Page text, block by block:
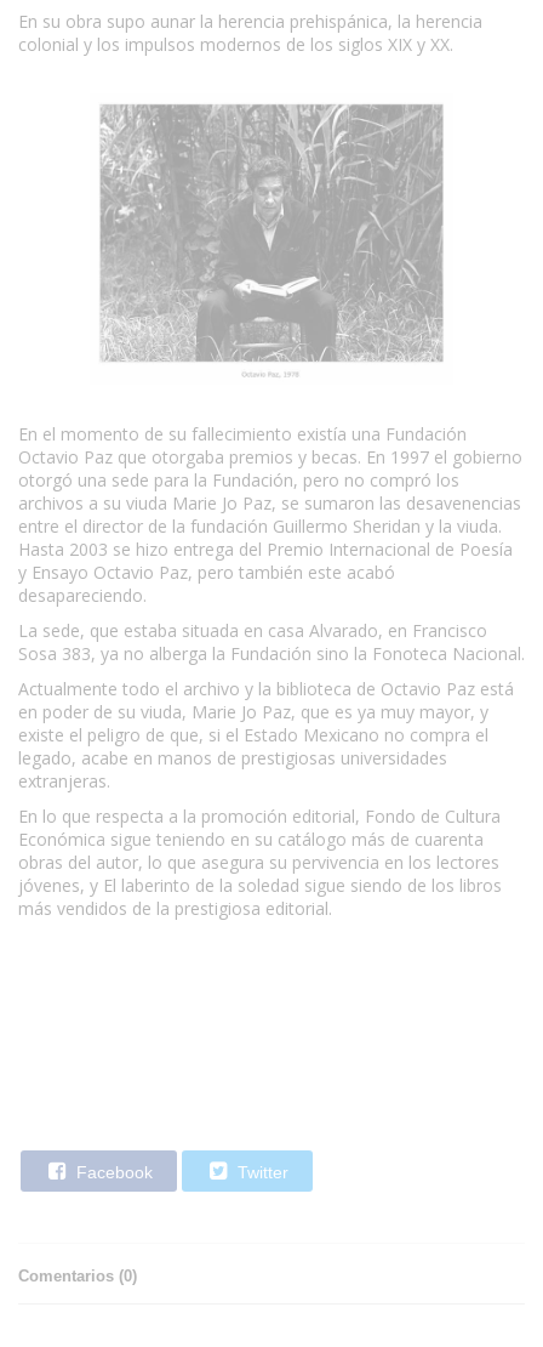
En su obra supo aunar la herencia prehispánica, la herencia
colonial y los impulsos modernos de los siglos XIX y XX.
En el momento de su fallecimiento existía una Fundación
Octavio Paz que otorgaba premios y becas. En 1997 el gobierno
otorgó una sede para la Fundación, pero no compró los
archivos a su viuda Marie Jo Paz, se sumaron las desavenencias
entre el director de la fundación Guillermo Sheridan y la viuda.
Hasta 2003 se hizo entrega del Premio Internacional de Poesía
y Ensayo Octavio Paz, pero también este acabó
desapareciendo.
La sede, que estaba situada en casa Alvarado, en Francisco
Sosa 383, ya no alberga la Fundación sino la Fonoteca Nacional.
Actualmente todo el archivo y la biblioteca de Octavio Paz está
en poder de su viuda, Marie Jo Paz, que es ya muy mayor, y
existe el peligro de que, si el Estado Mexicano no compra el
legado, acabe en manos de prestigiosas universidades
extranjeras.
En lo que respecta a la promoción editorial, Fondo de Cultura
Económica sigue teniendo en su catálogo más de cuarenta
obras del autor, lo que asegura su pervivencia en los lectores
jóvenes, y El laberinto de la soledad sigue siendo de los libros
más vendidos de la prestigiosa editorial.
Facebook Twitter
Comentarios (0)